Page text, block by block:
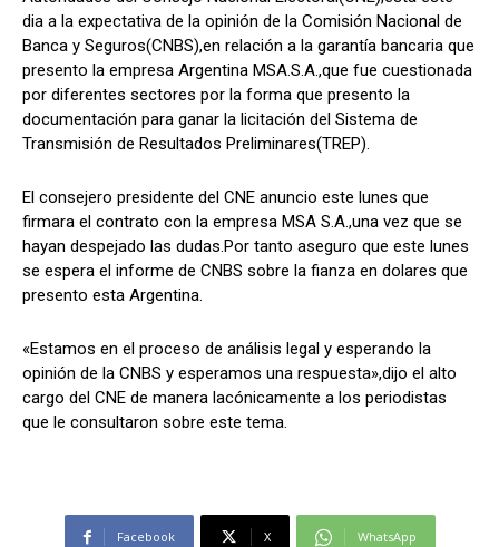
dia a la expectativa de la opinión de la Comisión Nacional de
Banca y Seguros(CNBS),en relación a la garantía bancaria que
presento la empresa Argentina MSA.S.A.,que fue cuestionada
por diferentes sectores por la forma que presento la
documentación para ganar la licitación del Sistema de
Transmisión de Resultados Preliminares(TREP).
El consejero presidente del CNE anuncio este lunes que
firmara el contrato con la empresa MSA S.A.,una vez que se
hayan despejado las dudas.Por tanto aseguro que este lunes
se espera el informe de CNBS sobre la fianza en dolares que
presento esta Argentina.
«Estamos en el proceso de análisis legal y esperando la
opinión de la CNBS y esperamos una respuesta»,dijo el alto
cargo del CNE de manera lacónicamente a los periodistas
que le consultaron sobre este tema.
Facebook X WhatsApp